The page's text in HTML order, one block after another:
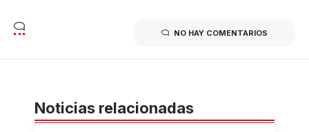
NO HAY COMENTARIOS
Noticias relacionadas